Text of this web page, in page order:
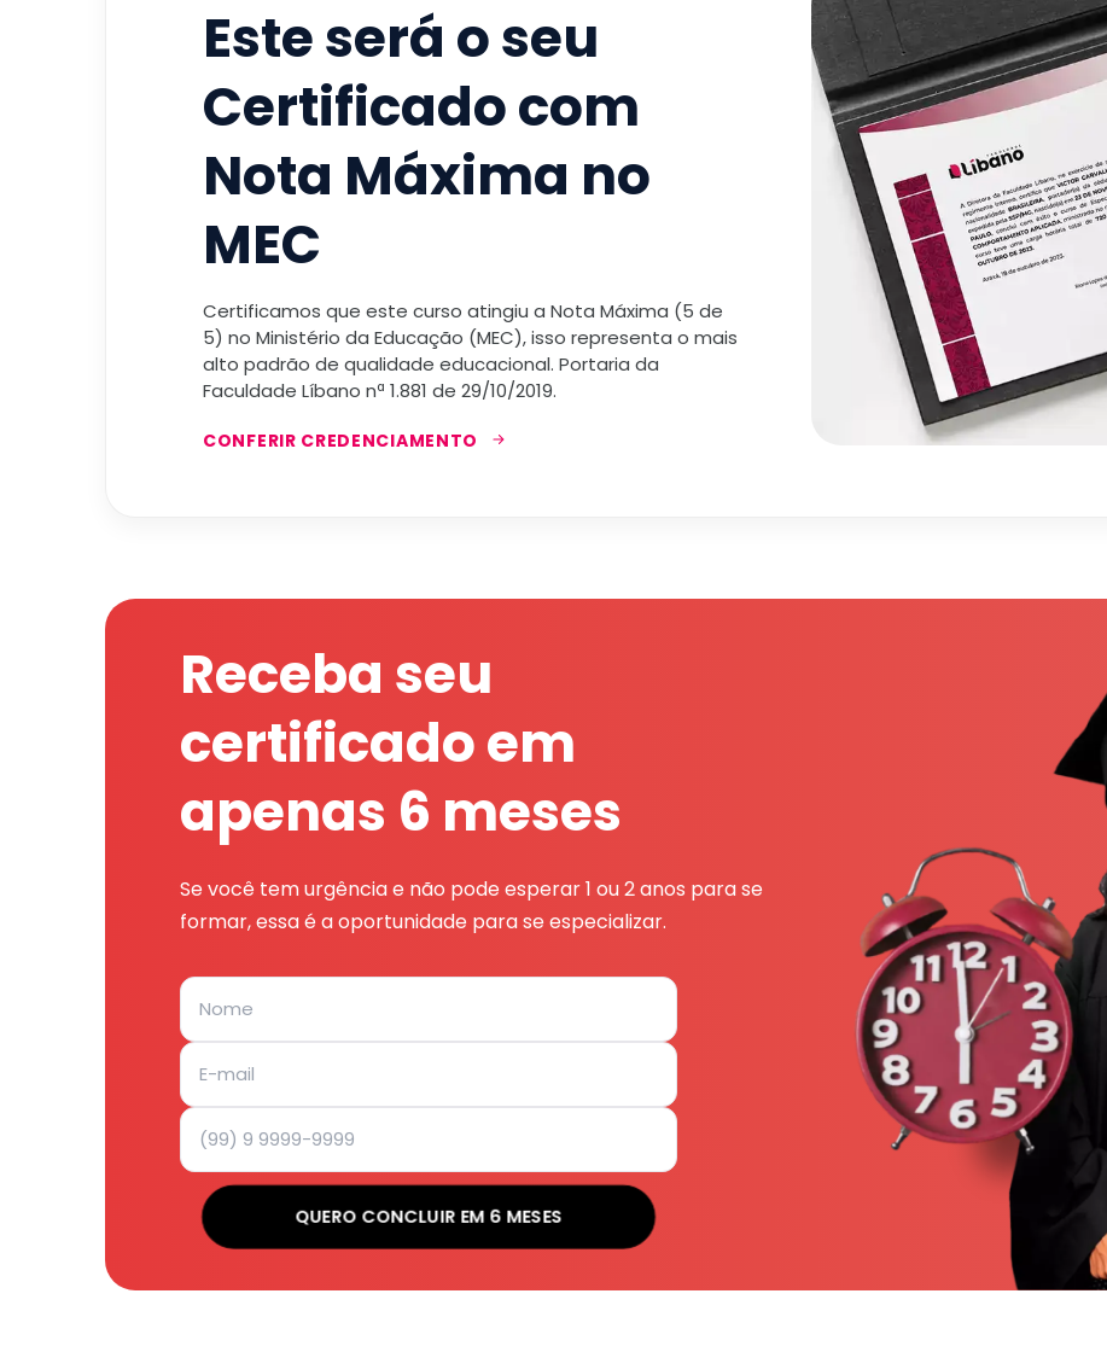
TOTAL:
Este será o seu
Certificado com
Nota Máxima no
MEC
Certificamos que este curso atingiu a Nota Máxima (5 de
5) no Ministério da Educação (MEC), isso representa o mais
alto padrão de qualidade educacional. Portaria da
Faculdade Líbano nª 1.881 de 29/10/2019.
CONFERIR CREDENCIAMENTO
Receba seu
certificado em
apenas 6 meses
Se você tem urgência e não pode esperar 1 ou 2 anos para se
formar, essa é a oportunidade para se especializar.
QUERO CONCLUIR EM 6 MESES